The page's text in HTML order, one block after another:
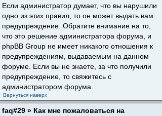
Если администратор думает, что вы нарушили
одно из этих правил, то он может выдать вам
предупреждение. Обратите внимание на то,
что это решение администратора форума, и
phpBB Group не имеет никакого отношения к
предупреждениям, выдаваемым на данном
форуме. Если вы не знаете, за что получили
предупреждение, то свяжитесь с
администратором форума.
Вернуться наверх
faq#29 » Как мне пожаловаться на